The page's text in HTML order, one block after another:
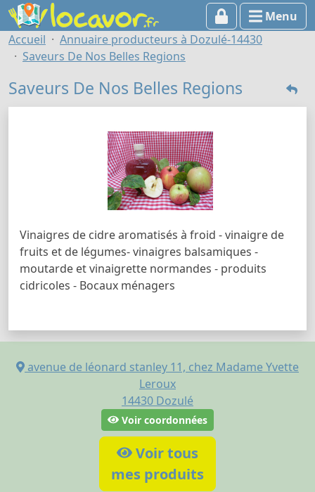
Menu
Accueil
Annuaire producteurs à Dozulé-14430
Saveurs De Nos Belles Regions
Saveurs De Nos Belles Regions
Vinaigres de cidre aromatisés à froid - vinaigre de
fruits et de légumes- vinaigres balsamiques -
moutarde et vinaigrette normandes - produits
cidricoles - Bocaux ménagers
avenue de léonard stanley 11, chez Madame Yvette
Leroux
14430 Dozulé
Voir coordonnées
Voir tous
mes produits